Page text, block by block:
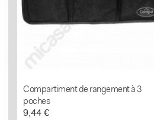
Compartiment de rangement à 3
poches
9,44 €